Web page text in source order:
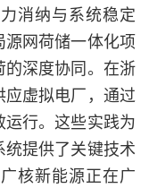
消纳与系统稳定
网荷储一体化项
深度协同。在浙
虚拟电厂，通过
行。这些实践为
提供了关键技术
核新能源正在广